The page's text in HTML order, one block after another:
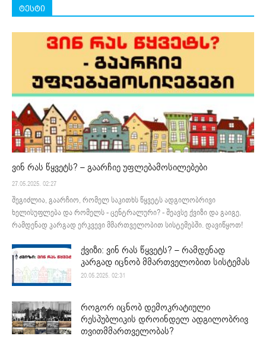
ტესტი
ვინ რას წყვეტს? – გაარჩიე უფლებამოსილებები
27.05.2025. 02:27
შეგიძლია, გაარჩიო, რომელ საკითხს წყვეტს ადგილობრივი
ხელისუფლება და რომელს - ცენტრალური? - შეავსე ქვიზი და გაიგე,
რამდენად კარგად ერკვევი მმართველობით სისტემებში. დავიწყოთ!
ქვიზი: ვინ რას წყვეტს? – რამდენად
კარგად იცნობ მმართველობით სისტემას
20.05.2025. 02:31
როგორ იცნობ დემოკრატიული
რესპუბლიკის დროინდელ ადგილობრივ
თვითმმართველობას?